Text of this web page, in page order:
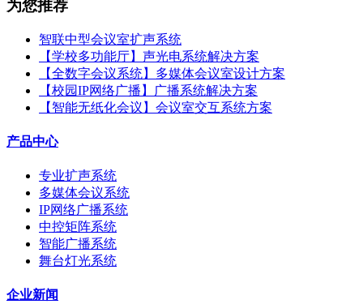
为您推荐
智联中型会议室扩声系统
【学校多功能厅】声光电系统解决方案
【全数字会议系统】多媒体会议室设计方案
【校园IP网络广播】广播系统解决方案
【智能无纸化会议】会议室交互系统方案
产品中心
专业扩声系统
多媒体会议系统
IP网络广播系统
中控矩阵系统
智能广播系统
舞台灯光系统
企业新闻